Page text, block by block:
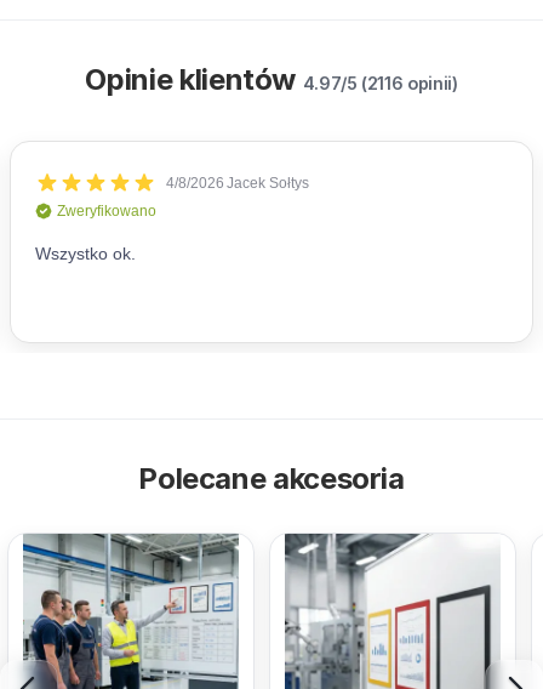
Opinie klientów 4.97/5 (2116 opinii)
Polecane akcesoria